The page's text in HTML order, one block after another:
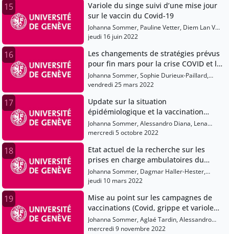
15
Variole du singe suivi d’une mise jour
sur le vaccin du Covid-19
Johanna Sommer, Pauline Vetter, Diem Lan Vu,
Nathalie Vernaz-Hegi, Alessandro Diana
jeudi 16 juin 2022
16
Les changements de stratégies prévus
pour fin mars pour la crise COVID et la
crise sanitaire en lien avec la guerre
en Ukraine
Johanna Sommer, Sophie Durieux-Paillard,
Noémie Wagner, Camille Genecand, Javier
vendredi 25 mars 2022
17
Update sur la situation
épidémiologique et la vaccination
concernant Covid-19 et la variole du
singe / Nouvelles recommandations
Johanna Sommer, Alessandro Diana, Lena
Després, Franz Boettcher, Philippe Meyer
mercredi 5 octobre 2022
18
Etat actuel de la recherche sur les
prises en charge ambulatoires du
Covid
Johanna Sommer, Dagmar Haller-Hester,
Simom Regard, Alessandro Diana
jeudi 10 mars 2022
19
Mise au point sur les campagnes de
vaccinations (Covid, grippe et variole
du singe) et présentation de la liste top
5 de la smarter medecine pour la
Johanna Sommer, Aglaé Tardin, Alessandro
Diana, Martine Follonier, Omar Kherad
mercredi 9 novembre 2022